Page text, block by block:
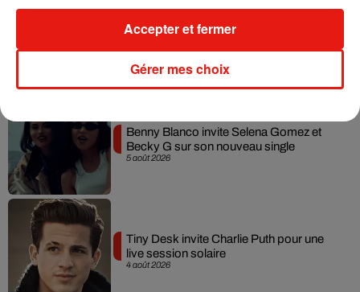
7 août 2026
Angèle et Amélie Lens dévoilent leur
collaboration tant attendue
5 août 2026
Benny Blanco invite Selena Gomez et
Becky G sur son nouveau single
4 août 2026
Tiny Desk invite Charlie Puth pour une
live session solaire
Gérer mes choix
Accepter et fermer